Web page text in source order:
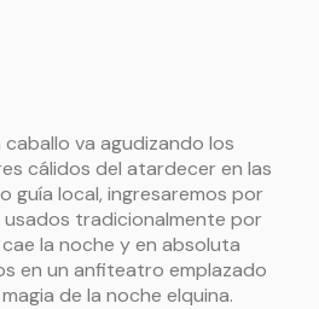
va agudizando los
cálidos del atardecer en las
guía local, ingresaremos por
tradicionalmente por
la noche y en absoluta
en un anfiteatro emplazado
de la noche elquina.